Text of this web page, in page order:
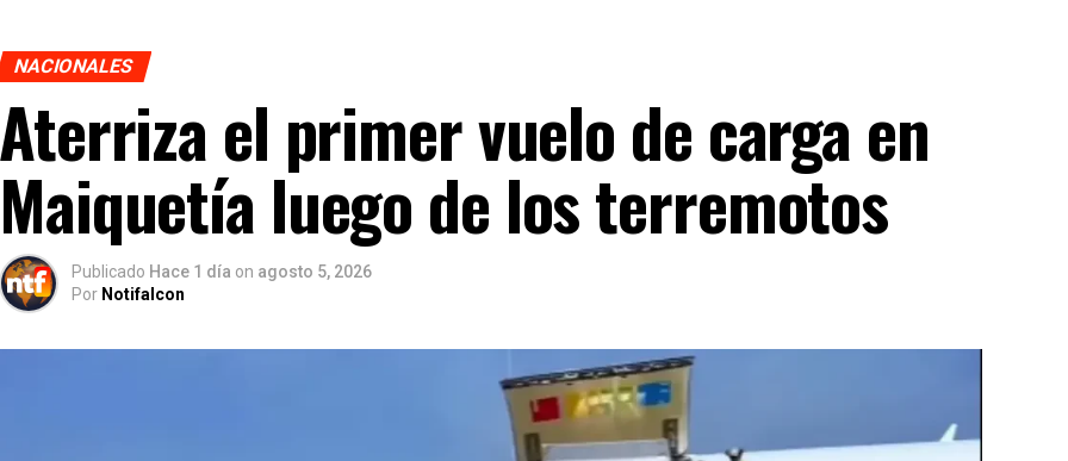
NACIONALES
Aterriza el primer vuelo de carga en
Maiquetía luego de los terremotos
Publicado Hace 1 día on agosto 5, 2026
Por Notifalcon